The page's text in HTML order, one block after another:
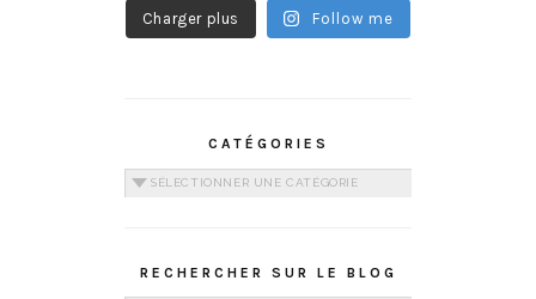
Charger plus Follow me
CATÉGORIES
Catégories
RECHERCHER SUR LE BLOG